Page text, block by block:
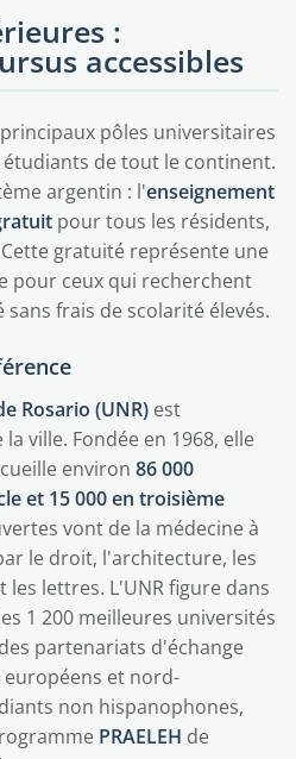
:
accessibles
pôles universitaires
de tout le continent.
argentin : l'enseignement
pour tous les résidents,
gratuité représente une
pour ceux qui recherchent
frais de scolarité élevés.
Rosario (UNR) est
ville. Fondée en 1968, elle
environ 86 000
et 15 000 en troisième
vont de la médecine à
le droit, l'architecture, les
les lettres. L'UNR figure dans
1 200 meilleures universités
partenariats d'échange
européens et nord-
non hispanophones,
PRAELEH de